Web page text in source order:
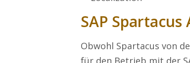
SAP
Obwohl Spartacus von
für den Betrieb mit der